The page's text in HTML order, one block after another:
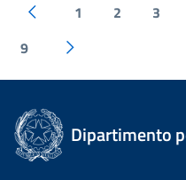
1 2 3
9
Dipartimento